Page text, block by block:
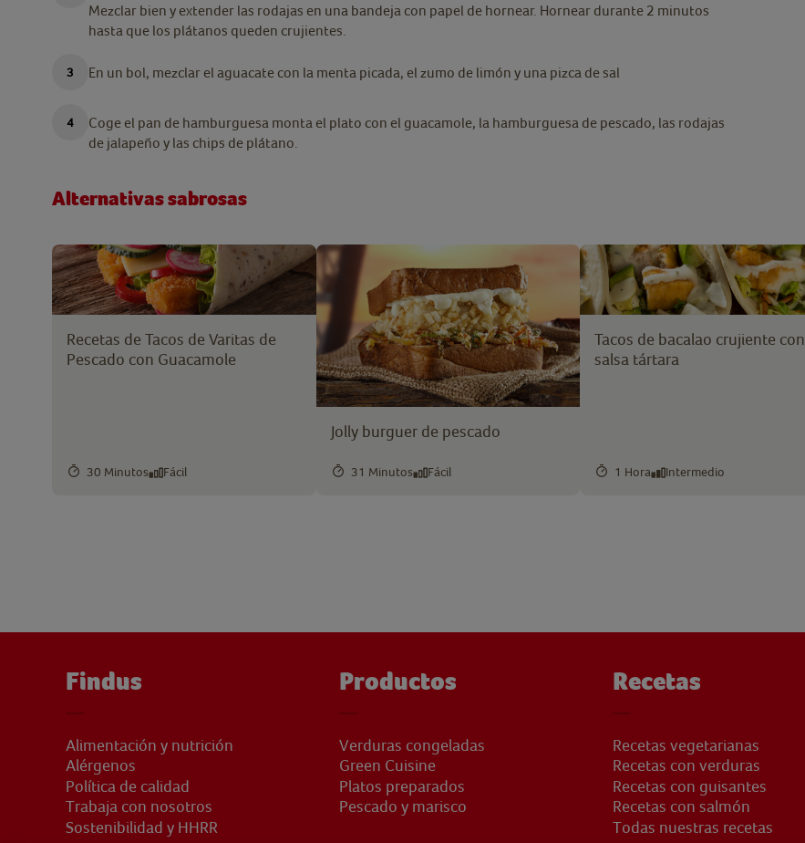
Mezclar bien y extender las rodajas en una bandeja con papel de hornear. Hornear durante 2 minutos
hasta que los plátanos queden crujientes.
En un bol, mezclar el aguacate con la menta picada, el zumo de limón y una pizca de sal
Coge el pan de hamburguesa monta el plato con el guacamole, la hamburguesa de pescado, las rodajas
de jalapeño y las chips de plátano.
Alternativas sabrosas
Recetas de Tacos de Varitas de
Pescado con Guacamole
30 Minutos Fácil
Jolly burguer de pescado
31 Minutos Fácil
Tacos de bacalao crujiente con
salsa tártara
1 Hora Intermedio
Findus
Alimentación y nutrición
Alérgenos
Política de calidad
Trabaja con nosotros
Sostenibilidad y HHRR
Productos
Verduras congeladas
Green Cuisine
Platos preparados
Pescado y marisco
Recetas
Recetas vegetarianas
Recetas con verduras
Recetas con guisantes
Recetas con salmón
Todas nuestras recetas